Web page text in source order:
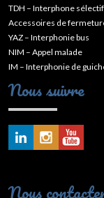
TDH – Interphone sélectif
Accessoires de
YAZ – Interphonie bus
NIM – Appel malade
IM – Interphonie de
Nous suivre
Nous